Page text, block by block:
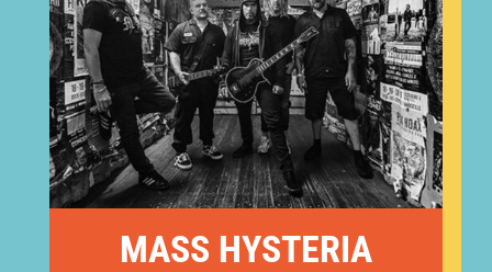
MASS HYSTERIA